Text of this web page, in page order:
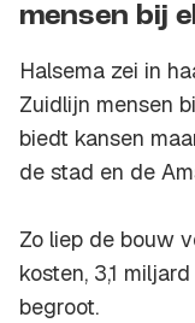
mensen bij
Halsema zei in
Zuidlijn mensen
biedt kansen
de stad en de
Zo liep de bouw
kosten, 3,1
begroot.